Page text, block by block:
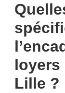
loyers
Lille ?